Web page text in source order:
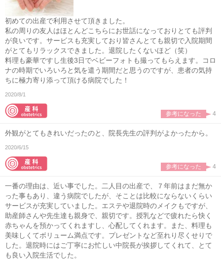
初めての出産で利用させて頂きました。
私の周りの友人はほとんどこちらにお世話になっておりとても評判
が良いです。サービスも充実しており皆さんとても親切で入院期間
がとてもリラックスできました。退院したくないほど（笑）
料理も豪華ですし生後3日でベビーフォトも撮ってもらえます。コロ
ナの時期でいろいろと気を遣う期間だと思うのですが、患者の気持
ちに極力寄り添って頂ける病院でした！
2020/8/1
参考になった 4
外観がとてもきれいだったのと、院長先生の評判がよかったから。
2020/6/15
参考になった 4
一番の理由は、近い事でした。二人目の出産で、７年前はまだ無か
った事もあり、違う病院でしたが、そことは比較にならないくらい
サービスが充実していました。エステや退院時のメイクもですが、
助産師さんや先生達も親身で、親切です。授乳などで疲れたら快く
赤ちゃんを預かってくれますし、心配してくれます。また、料理も
美味しくてボリューム満点です。プレゼントなど至れり尽くせりで
した。退院時にはご丁寧にお忙しい中院長が挨拶してくれて、とて
も良い入院生活でした。